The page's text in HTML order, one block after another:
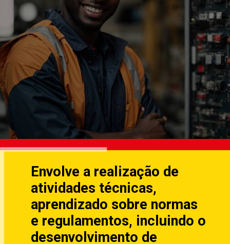
Envolve a realização de
atividades técnicas,
aprendizado sobre normas
e regulamentos, incluindo o
desenvolvimento de